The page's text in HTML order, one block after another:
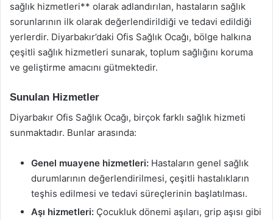
sağlık hizmetleri** olarak adlandırılan, hastaların sağlık
sorunlarının ilk olarak değerlendirildiği ve tedavi edildiği
yerlerdir. Diyarbakır’daki Ofis Sağlık Ocağı, bölge halkına
çeşitli sağlık hizmetleri sunarak, toplum sağlığını koruma
ve geliştirme amacını gütmektedir.
Sunulan Hizmetler
Diyarbakır Ofis Sağlık Ocağı, birçok farklı sağlık hizmeti
sunmaktadır. Bunlar arasında:
Genel muayene hizmetleri: Hastaların genel sağlık
durumlarının değerlendirilmesi, çeşitli hastalıkların
teşhis edilmesi ve tedavi süreçlerinin başlatılması.
Aşı hizmetleri: Çocukluk dönemi aşıları, grip aşısı gibi